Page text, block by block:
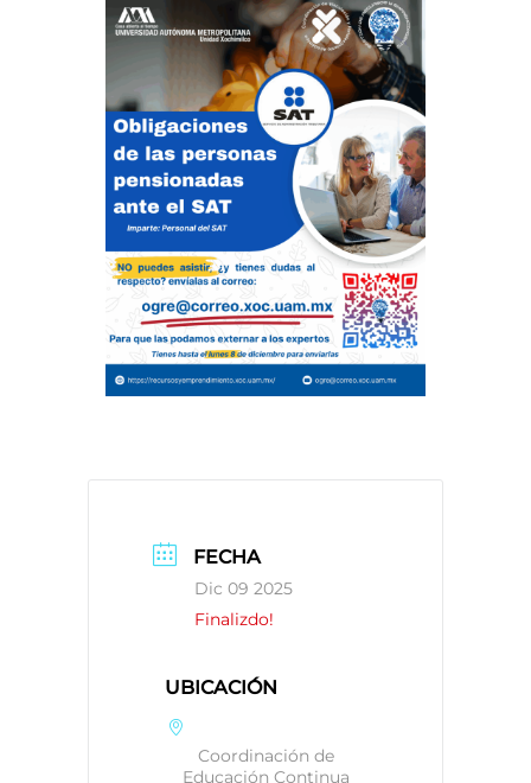
FECHA
Dic 09 2025
Finalizdo!
UBICACIÓN
Coordinación de
Educación Continua